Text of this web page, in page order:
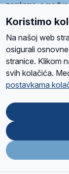
zemljama, a
Radio Maria).
kojima je i
O namaRadio
Ova stranica je
Store
Koristimo
Na našoj web
osigurali
stranice. Klikom
svih kolačića.
postavkama